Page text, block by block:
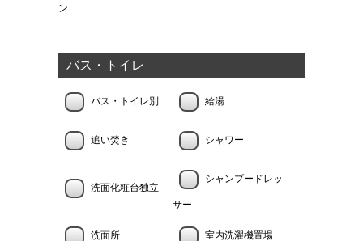
ン
バス・トイレ
バス・トイレ別 給湯
追い焚き シャワー
洗面化粧台独立
シャンプードレッ
サー
洗面所 室内洗濯機置場